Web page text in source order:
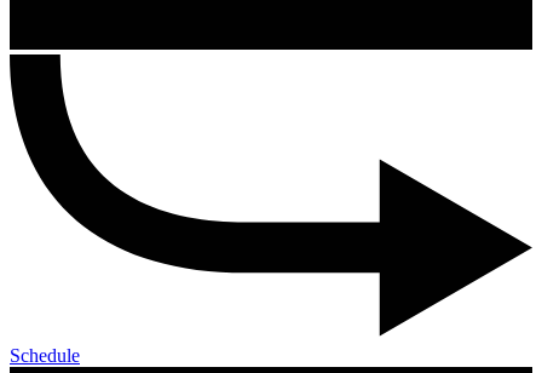
Schedule